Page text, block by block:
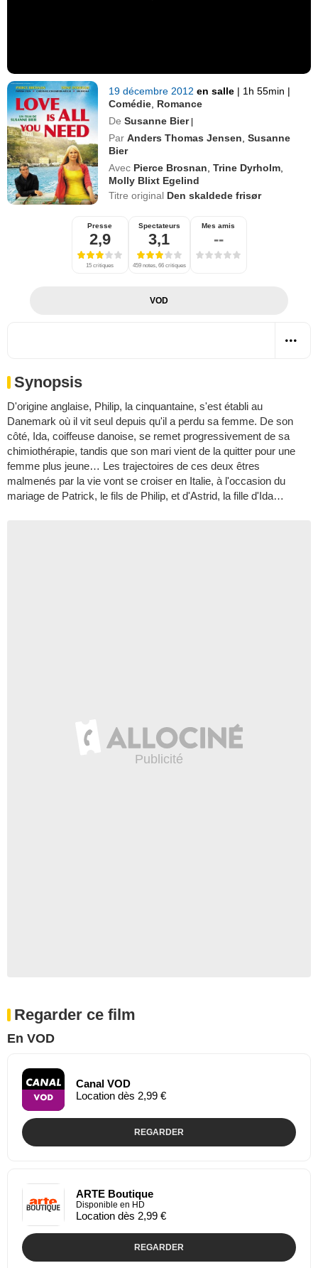
19 décembre 2012en salle | 1h 55min |
Comédie Romance
De Susanne Bier |
Par Anders Thomas Jensen ,Susanne
Bier
Avec Pierce Brosnan ,Trine Dyrholm
Molly Blixt Egelind
Titre original Den skaldede frisør
Presse
2,9
15 critiques
Spectateurs
3,1
459 notes, 66 critiques
Mes amis
--
VOD
Synopsis
D'origine anglaise, Philip, la cinquantaine, s'est établi au
Danemark où il vit seul depuis qu'il a perdu sa femme. De son
côté, Ida, coiffeuse danoise, se remet progressivement de sa
chimiothérapie, tandis que son mari vient de la quitter pour une
femme plus jeune… Les trajectoires de ces deux êtres
malmenés par la vie vont se croiser en Italie, à l'occasion du
mariage de Patrick, le fils de Philip, et d'Astrid, la fille d'Ida…
Regarder ce film
En VOD
Canal VOD
Location dès 2,99 €
REGARDER
ARTE Boutique
Disponible en HD
Location dès 2,99 €
REGARDER